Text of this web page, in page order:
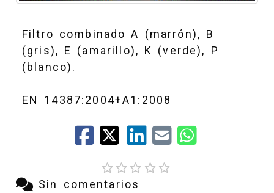
Filtro combinado A (marrón), B
(gris), E (amarillo), K (verde), P
(blanco).
EN 14387:2004+A1:2008
Sin comentarios